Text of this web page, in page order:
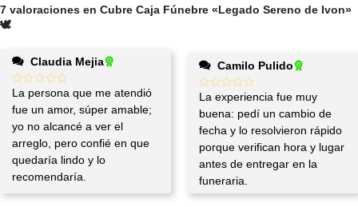
7 valoraciones en Cubre Caja Fúnebre «Legado Sereno de Ivon»
🕊️
Claudia Mejia
La persona que me atendió
fue un amor, súper amable;
yo no alcancé a ver el
arreglo, pero confié en que
quedaría lindo y lo
recomendaría.
Camilo Pulido
La experiencia fue muy
buena: pedí un cambio de
fecha y lo resolvieron rápido
porque verifican hora y lugar
antes de entregar en la
funeraria.